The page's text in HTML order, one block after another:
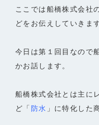
ここでは船橋株式会社
どをお伝えしていきます
今日は第１回目なので
かお話します。
船橋株式会社とは主に
ど「防水 」に特化した